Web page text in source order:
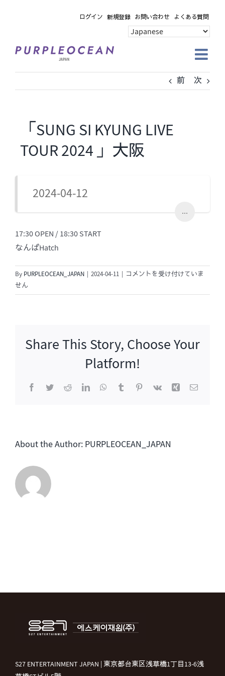
ログイン 新規登録 お問い合わせ よくある質問
前 次
「SUNG SI KYUNG LIVE
TOUR 2024 」大阪
2024-04-12
...
17:30 OPEN / 18:30 START
なんばHatch
By PURPLEOCEAN_JAPAN 2024-04-11
「SUNG
KYUNG
」
阪
コメントを受け付けていま
せん
Share This Story, Choose Your
Platform!
Facebook
TwitterRedditLinkedInWhatsApp
TumblrPinterest
Vk Xing 電
About the Author: PURPLEOCEAN_JAPAN
S27 ENTERTAINMENT JAPAN | 東京都台東区浅草橋1丁目13-6浅